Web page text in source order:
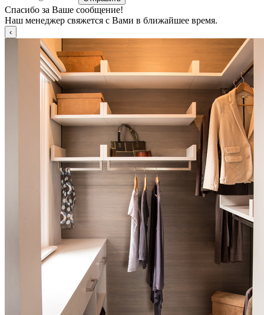
Спасибо за Ваше сообщение!
Наш менеджер свяжется с Вами в ближайшее время.